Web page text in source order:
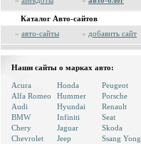
Каталог Авто-сайтов
» авто-сайты » добавить сайт
Наши сайты о марках авто:
Acura
Alfa Romeo
Audi
BMW
Chery
Chevrolet
Honda
Hummer
Hyundai
Infiniti
Jaguar
Jeep
Peugeot
Porsche
Renault
Seat
Skoda
Ssang Yong